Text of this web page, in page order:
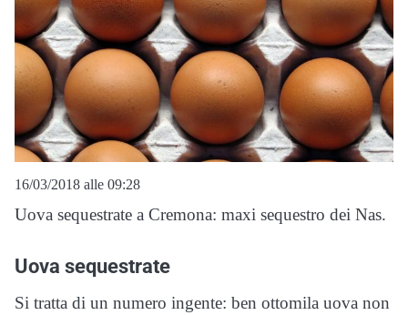
16/03/2018 alle 09:28
Uova sequestrate a Cremona: maxi sequestro dei Nas.
Uova sequestrate
Si tratta di un numero ingente: ben ottomila uova non